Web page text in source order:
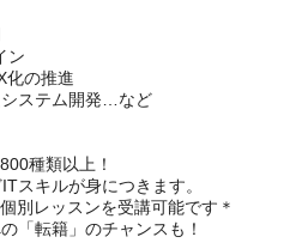
ン
化の推進
システム開発…など
種類以上！
スキルが身につきます。
別レッスンを受講可能です＊
「転籍」のチャンスも！